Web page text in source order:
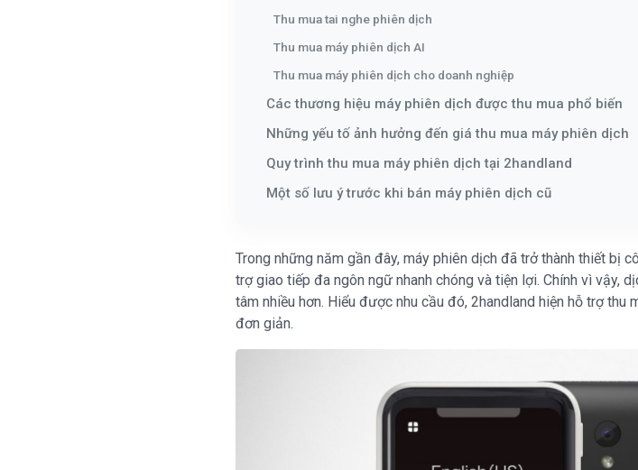
Thu mua tai nghe phiên dịch
Thu mua máy phiên dịch AI
Thu mua máy phiên dịch cho doanh nghiệp
Các thương hiệu máy phiên dịch được thu mua phổ biến
Những yếu tố ảnh hưởng đến giá thu mua máy phiên dịch
Quy trình thu mua máy phiên dịch tại 2handland
Một số lưu ý trước khi bán máy phiên dịch cũ
Trong những năm gần đây, máy phiên dịch đã trở thành thiết bị
trợ giao tiếp đa ngôn ngữ nhanh chóng và tiện lợi. Chính vì vậy,
tâm nhiều hơn. Hiểu được nhu cầu đó, 2handland hiện hỗ trợ
đơn giản.